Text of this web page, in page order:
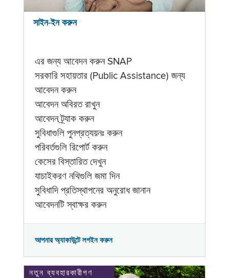
সাইন-ইন করুন
এর জন্য আবেদন করুন SNAP
সরকারি সহায়তার (Public Assistance) জন্য
আবেদন করুন
আবেদন অবিরত রাখুন
আবেদন ট্র্যাক করুন
সুবিধাগুলি পুনপ্রত্যয়নঃ করুন
পরিবর্তগুলি রিপোর্ট করুন
কেসের বিস্তারিত দেখুন
যাচাইকরণ নথিগুলি জমা দিন
সুবিধাদি প্রতিস্থাপনের অনুরোধ জানান
আবেদনটি স্বাক্ষর করুন
আপনার অ্যাকাউন্টে লগইন করুন
নতুন ব্যবহারকারীগণ